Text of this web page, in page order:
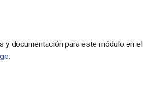
y documentación para este módulo en el
.